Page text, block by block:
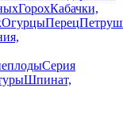
ГорохКабачки,
ОгурцыПерец
Серия
Шпинат,